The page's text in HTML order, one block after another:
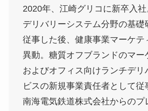
2020年、江崎グリコに新卒入
デリバリーシステム分野の基礎
従事した後、健康事業マーケテ
異動。糖質オフブランドのマー
およびオフィス向けランチデリ
ビスの新規事業責任者として従
南海電気鉄道株式会社からのプ